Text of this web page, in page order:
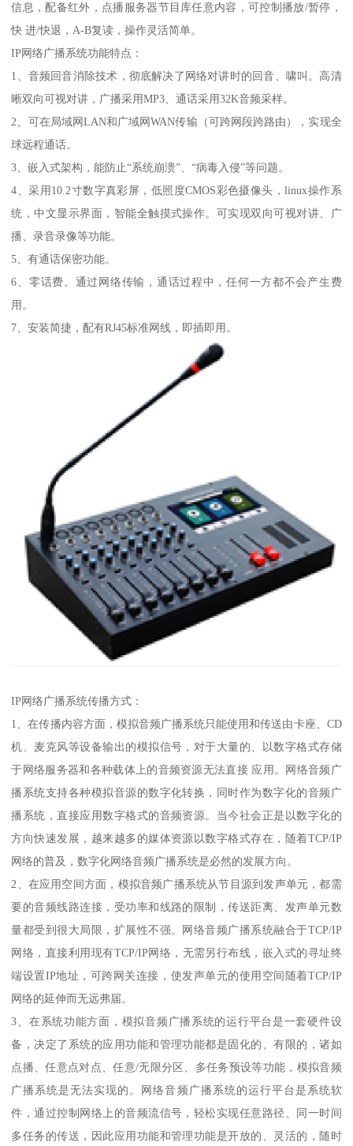
信息，配备红外，点播服务器节目库任意内容，可控制播放/暂停，
快 进/快退，A-B复读，操作灵活简单。
IP网络广播系统功能特点：
1、音频回音消除技术，彻底解决了网络对讲时的回音、啸叫。高清
晰双向可视对讲，广播采用MP3、通话采用32K音频采样。
2、可在局域网LAN和广域网WAN传输（可跨网段跨路由），实现全
球远程通话。
3、嵌入式架构，能防止“系统崩溃”、“病毒入侵”等问题。
4、采用10.2寸数字真彩屏，低照度CMOS彩色摄像头，linux操作系
统，中文显示界面，智能全触摸式操作。可实现双向可视对讲、广
播、录音录像等功能。
5、有通话保密功能。
6、零话费。通过网络传输，通话过程中，任何一方都不会产生费
用。
7、安装简捷，配有RJ45标准网线，即插即用。
IP网络广播系统传播方式：
1、在传播内容方面，模拟音频广播系统只能使用和传送由卡座、CD
机、麦克风等设备输出的模拟信号，对于大量的、以数字格式存储
于网络服务器和各种载体上的音频资源无法直接 应用。网络音频广
播系统支持各种模拟音源的数字化转换，同时作为数字化的音频广
播系统，直接应用数字格式的音频资源。当今社会正是以数字化的
方向快速发展，越来越多的媒体资源以数字格式存在，随着TCP/IP
网络的普及，数字化网络音频广播系统是必然的发展方向。
2、在应用空间方面，模拟音频广播系统从节目源到发声单元，都需
要的音频线路连接，受功率和线路的限制，传送距离、发声单元数
量都受到很大局限，扩展性不强。网络音频广播系统融合于TCP/IP
网络，直接利用现有TCP/IP网络，无需另行布线，嵌入式的寻址终
端设置IP地址，可跨网关连接，使发声单元的使用空间随着TCP/IP
网络的延伸而无远弗届。
3、在系统功能方面，模拟音频广播系统的运行平台是一套硬件设
备，决定了系统的应用功能和管理功能都是固化的、有限的，诸如
点播、任意点对点、任意/无限分区、多任务预设等功能，模拟音频
广播系统是无法实现的。网络音频广播系统的运行平台是系统软
件，通过控制网络上的音频流信号，轻松实现任意路径、同一时间
多任务的传送，因此应用功能和管理功能是开放的、灵活的，随时